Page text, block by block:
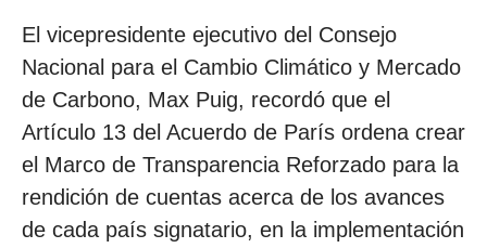
El vicepresidente ejecutivo del Consejo
Nacional para el Cambio Climático y Mercado
de Carbono, Max Puig, recordó que el
Artículo 13 del Acuerdo de París ordena crear
el Marco de Transparencia Reforzado para la
rendición de cuentas acerca de los avances
de cada país signatario, en la implementación